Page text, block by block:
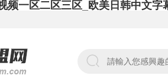
频一区二区三区_欧美日韩中文